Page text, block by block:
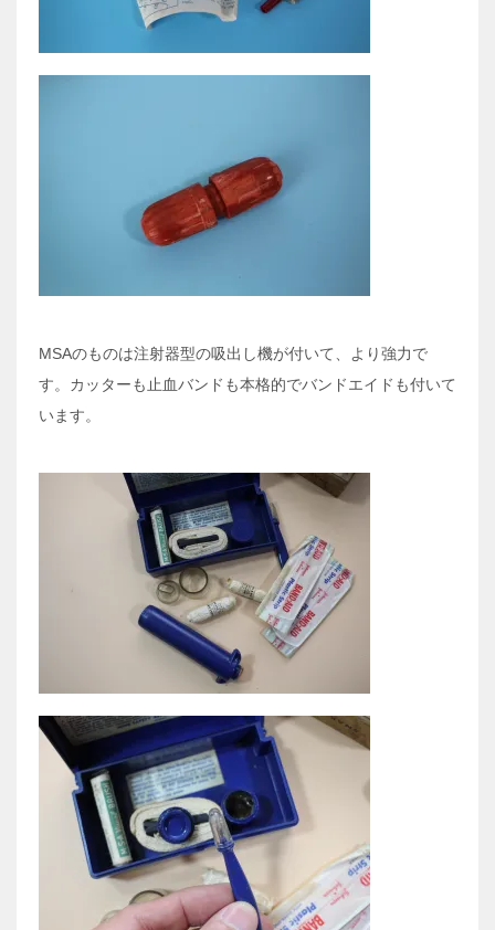
MSAのものは注射器型の吸出し機が付いて、より強力で
す。カッターも止血バンドも本格的でバンドエイドも付いて
います。